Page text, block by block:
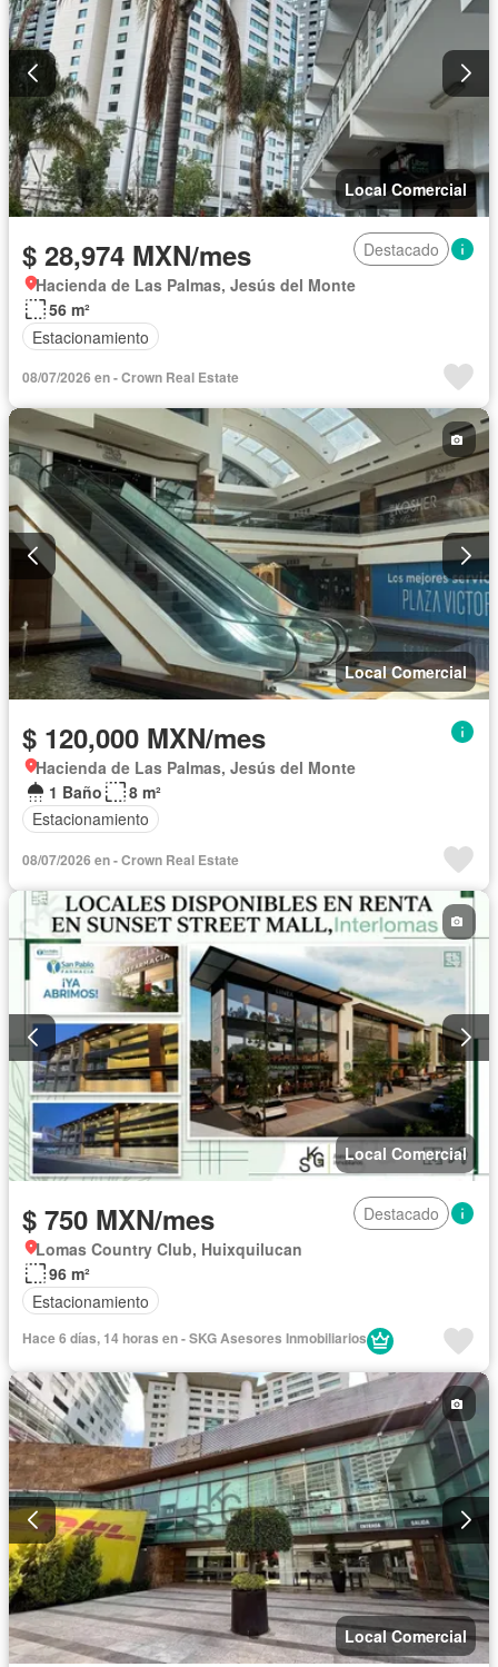
Local Comercial
$ 28,974 MXN/mes
Destacado
Hacienda de Las Palmas, Jesús del Monte
56 m²
Estacionamiento
08/07/2026 en - Crown Real Estate
Local Comercial
$ 120,000 MXN/mes
Hacienda de Las Palmas, Jesús del Monte
1 Baño
8 m²
Estacionamiento
08/07/2026 en - Crown Real Estate
Local Comercial
$ 750 MXN/mes
Destacado
Lomas Country Club, Huixquilucan
96 m²
Estacionamiento
Hace 6 días, 14 horas en - SKG Asesores Inmobiliarios
Local Comercial